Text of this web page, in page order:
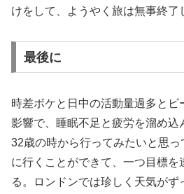
けをして、ようやく旅は無事終了
最後に
時差ボケと日中の活動量過多と
影響で、睡眠不足と疲労を溜め込
32歳の時から行ってみたいと思
に行くことができて、一つ目標を
る。ロンドンでは珍しく天気が